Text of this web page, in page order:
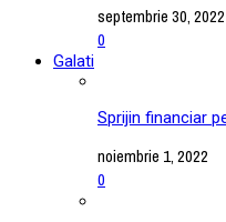
septembrie 30, 2022
0
Galati
Sprijin financiar
noiembrie 1, 2022
0